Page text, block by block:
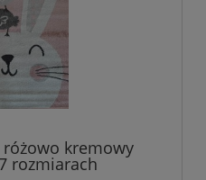
kremowy
rozmiarach